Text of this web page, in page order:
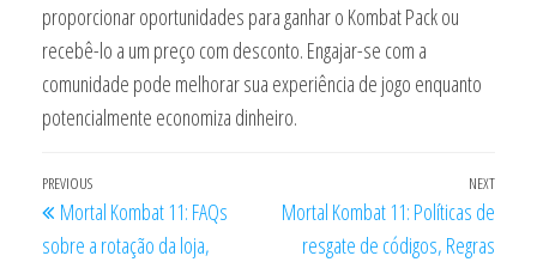
proporcionar oportunidades para ganhar o Kombat Pack ou
recebê-lo a um preço com desconto. Engajar-se com a
comunidade pode melhorar sua experiência de jogo enquanto
potencialmente economiza dinheiro.
Post
navigation
Previous
Post
PREVIOUS
Mortal Kombat 11: FAQs
sobre a rotação da loja,
Next
NEXT
Mortal Kombat 11: Políticas de
resgate de códigos, Regras